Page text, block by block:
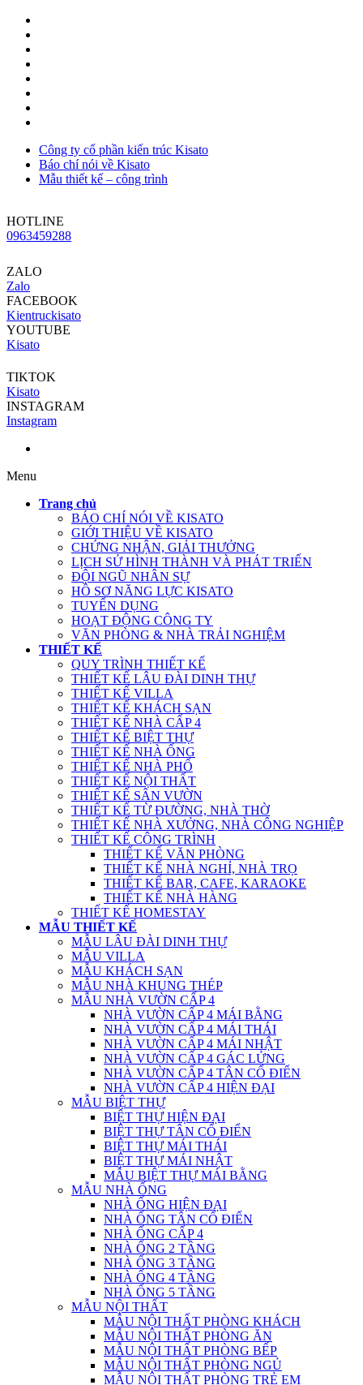
Công ty cổ phần kiến trúc Kisato
Báo chí nói về Kisato
Mẫu thiết kế – công trình
HOTLINE
0963459288
ZALO
Zalo
FACEBOOK
Kientruckisato
YOUTUBE
Kisato
TIKTOK
Kisato
INSTAGRAM
Instagram
Menu
Trang chủ
BÁO CHÍ NÓI VỀ KISATO
GIỚI THIỆU VỀ KISATO
CHỨNG NHẬN, GIẢI THƯỞNG
LỊCH SỬ HÌNH THÀNH VÀ PHÁT TRIỂN
ĐỘI NGŨ NHÂN SỰ
HỒ SƠ NĂNG LỰC KISATO
TUYỂN DỤNG
HOẠT ĐỘNG CÔNG TY
VĂN PHÒNG & NHÀ TRẢI NGHIỆM
THIẾT KẾ
QUY TRÌNH THIẾT KẾ
THIẾT KẾ LÂU ĐÀI DINH THỰ
THIẾT KẾ VILLA
THIẾT KẾ KHÁCH SẠN
THIẾT KẾ NHÀ CẤP 4
THIẾT KẾ BIỆT THỰ
THIẾT KẾ NHÀ ỐNG
THIẾT KẾ NHÀ PHỐ
THIẾT KẾ NỘI THẤT
THIẾT KẾ SÂN VƯỜN
THIẾT KẾ TỪ ĐƯỜNG, NHÀ THỜ
THIẾT KẾ NHÀ XƯỞNG, NHÀ CÔNG NGHIỆP
THIẾT KẾ CÔNG TRÌNH
THIẾT KẾ VĂN PHÒNG
THIẾT KẾ NHÀ NGHỈ, NHÀ TRỌ
THIẾT KẾ BAR, CAFE, KARAOKE
THIẾT KẾ NHÀ HÀNG
THIẾT KẾ HOMESTAY
MẪU THIẾT KẾ
MẪU LÂU ĐÀI DINH THỰ
MẪU VILLA
MẪU KHÁCH SẠN
MẪU NHÀ KHUNG THÉP
MẪU NHÀ VƯỜN CẤP 4
NHÀ VƯỜN CẤP 4 MÁI BẰNG
NHÀ VƯỜN CẤP 4 MÁI THÁI
NHÀ VƯỜN CẤP 4 MÁI NHẬT
NHÀ VƯỜN CẤP 4 GÁC LỬNG
NHÀ VƯỜN CẤP 4 TÂN CỔ ĐIỂN
NHÀ VƯỜN CẤP 4 HIỆN ĐẠI
MẪU BIỆT THỰ
BIỆT THỰ HIỆN ĐẠI
BIỆT THỰ TÂN CỔ ĐIỂN
BIỆT THỰ MÁI THÁI
BIỆT THỰ MÁI NHẬT
MẪU BIỆT THỰ MÁI BẰNG
MẪU NHÀ ỐNG
NHÀ ỐNG HIỆN ĐẠI
NHÀ ỐNG TÂN CỔ ĐIỂN
NHÀ ỐNG CẤP 4
NHÀ ỐNG 2 TẦNG
NHÀ ỐNG 3 TẦNG
NHÀ ỐNG 4 TẦNG
NHÀ ỐNG 5 TẦNG
MẪU NỘI THẤT
MẪU NỘI THẤT PHÒNG KHÁCH
MẪU NỘI THẤT PHÒNG ĂN
MẪU NỘI THẤT PHÒNG BẾP
MẪU NỘI THẤT PHÒNG NGỦ
MẪU NỘI THẤT PHÒNG TRẺ EM